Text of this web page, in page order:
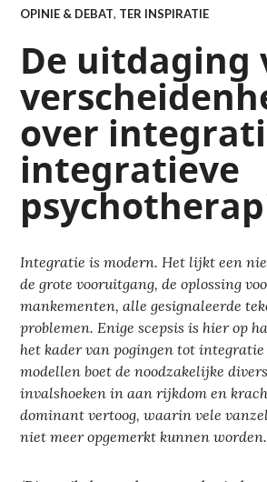
OPINIE & DEBAT, TER INSPIRATIE
De uitdaging
over
integratieve
Integratie is modern. Het lijkt een
de grote vooruitgang, de oplossing
mankementen, allegesignaleerde
problemen. Enige scepsis is hier op
het kader van pogingen totintegratie
modellen boet de noodzakelijke
invalshoeken in aan rijkdom en
dominant vertoog, waarin vele
niet meer opgemerkt kunnen worden.